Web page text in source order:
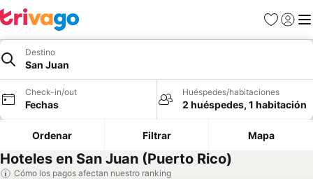
Favoritos
Iniciar
Destino
San Juan
Check-in/out
Fechas
Huéspedes/habitaciones
2 huéspedes, 1 habitación
Ordenar Filtrar Mapa
Hoteles en San Juan (Puerto Rico)
Cómo los pagos afectan nuestro ranking